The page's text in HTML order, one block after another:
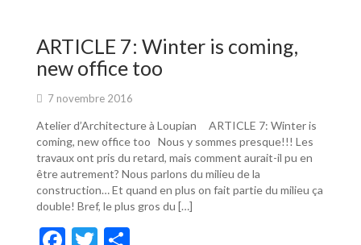
o
o
k
er
ARTICLE 7: Winter is coming,
new office too
7 novembre 2016
Atelier d’Architecture à Loupian ARTICLE 7: Winter is
coming, new office too Nous y sommes presque!!! Les
travaux ont pris du retard, mais comment aurait-il pu en
être autrement? Nous parlons du milieu de la
construction… Et quand en plus on fait partie du milieu ça
double! Bref, le plus gros du […]